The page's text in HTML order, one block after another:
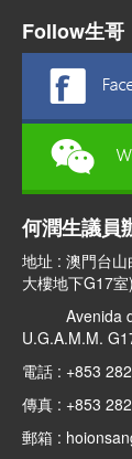
Follow生哥
何潤生議員
地址 : 澳門台
大樓地下G17室)
Avenida do
U.G.A.M.M.
電話 : +853
傳真 : +853
郵箱 :